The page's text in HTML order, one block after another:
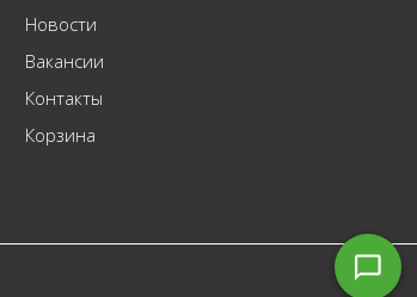
Новости
Вакансии
Контакты
Корзина